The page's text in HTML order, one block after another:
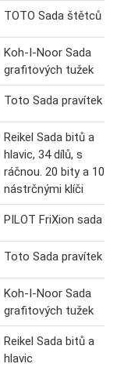
TOTO Sada štětců
Koh-I-Noor Sada
grafitových tužek
Toto Sada pravítek
Reikel Sada bitů a
hlavic, 34 dílů, s
ráčnou. 20 bity a 10
nástrčnými klíči
PILOT FriXion sada
Toto Sada pravítek
Koh-I-Noor Sada
grafitových tužek
Reikel Sada bitů a
hlavic